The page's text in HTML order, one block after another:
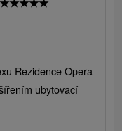
Rezidence Opera
ubytovací